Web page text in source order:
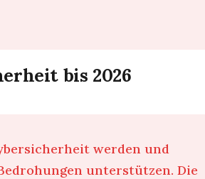
bis 2026
werden und
unterstützen. Die